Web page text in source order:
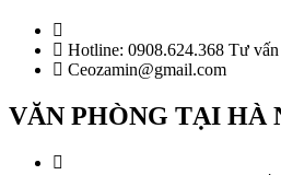
Hotline: 0908.624.368 Tư vấn
Ceozamin@gmail.com
VĂN PHÒNG TẠI HÀ